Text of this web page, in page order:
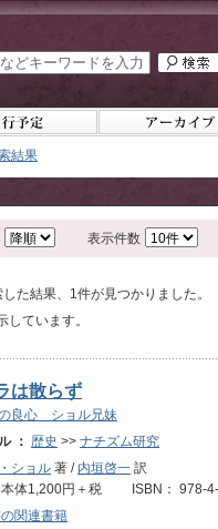
結果
表示件数
た結果、1件が見つかりました。
ています。
は散らず
の良心 ショル兄妹
： 歴史 >> ナチズム研究
ショル 著 / 内垣啓一 訳
本体1,200円＋税 ISBN： 978-
関連書籍